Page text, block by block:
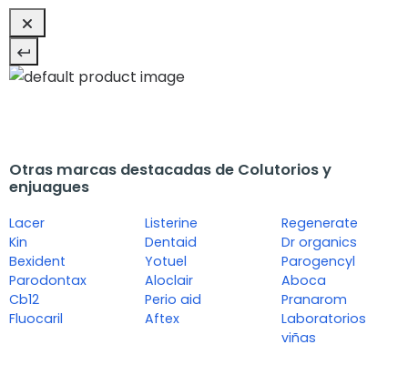
Otras marcas destacadas de Colutorios y
enjuagues
Lacer
Kin
Bexident
Parodontax
Cb12
Fluocaril
Listerine
Dentaid
Yotuel
Aloclair
Perio aid
Aftex
Regenerate
Dr organics
Parogencyl
Aboca
Pranarom
Laboratorios
viñas